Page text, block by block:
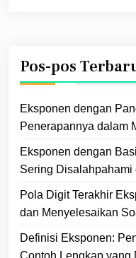
Pos-pos
Eksponen dengan
Penerapannya dalam
Eksponen dengan
Sering Disalahpahami
Pola Digit Terakhir
dan Menyelesaikan
Definisi Eksponen:
Contoh Lengkap yang